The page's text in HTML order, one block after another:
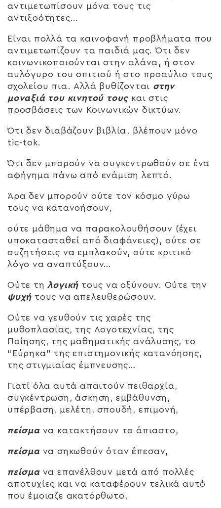
αντιμετωπίσουν μόνα τους τις
αντιξοότητες…
Είναι πολλά τα καινοφανή προβλήματα που
αντιμετωπίζουν τα παιδιά μας. Ότι δεν
κοινωνικοποιούνται στην αλάνα, ή στον
αυλόγυρο του σπιτιού ή στο προαύλιο τους
σχολείου πια. Αλλά βυθίζονται στην
μοναξιά του κινητού τους και στις
προσβάσεις των Κοινωνικών δικτύων.
Ότι δεν διαβάζουν βιβλία, βλέπουν μόνο
tic-tok.
Ότι δεν μπορούν να συγκεντρωθούν σε ένα
αφήγημα πάνω από ενάμιση λεπτό.
Άρα δεν μπορούν ούτε τον κόσμο γύρω
τους να κατανοήσουν,
ούτε μάθημα να παρακολουθήσουν (έχει
υποκατασταθεί από διαφάνειες), ούτε σε
συζητήσεις να εμπλακούν, ούτε κριτικό
λόγο να αναπτύξουν…
Ούτε τη λογική τους να οξύνουν. Ούτε την
ψυχή τους να απελευθερώσουν.
Ούτε να γευθούν τις χαρές της
μυθοπλασίας, της Λογοτεχνίας, της
Ποίησης, της μαθηματικής ανάλυσης, το
“Εύρηκα” της επιστημονικής κατανόησης,
της στιγμιαίας έμπνευσης…
Γιατί όλα αυτά απαιτούν πειθαρχία,
συγκέντρωση, άσκηση, εμβάθυνση,
υπέρβαση, μελέτη, σπουδή, επιμονή,
πείσμα να κατακτήσουν το άπιαστο,
πείσμα να σηκωθούν όταν έπεσαν,
πείσμανα επανέλθουν μετά από πολλές
αποτυχίες και να καταφέρουν τελικά αυτό
που έμοιαζε ακατόρθωτο,